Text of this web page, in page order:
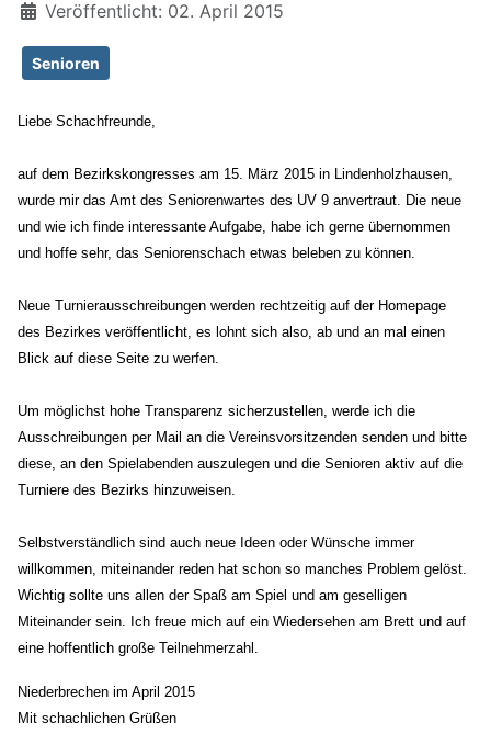
Veröffentlicht: 02. April 2015
Senioren
Liebe Schachfreunde,
auf dem Bezirkskongresses am 15. März 2015 in Lindenholzhausen,
wurde mir das Amt des Seniorenwartes des UV 9 anvertraut. Die neue
und wie ich finde interessante Aufgabe, habe ich gerne übernommen
und hoffe sehr, das Seniorenschach etwas beleben zu können.
Neue Turnierausschreibungen werden rechtzeitig auf der Homepage
des Bezirkes veröffentlicht, es lohnt sich also, ab und an mal einen
Blick auf diese Seite zu werfen.
Um möglichst hohe Transparenz sicherzustellen, werde ich die
Ausschreibungen per Mail an die Vereinsvorsitzenden senden und bitte
diese, an den Spielabenden auszulegen und die Senioren aktiv auf die
Turniere des Bezirks hinzuweisen.
Selbstverständlich sind auch neue Ideen oder Wünsche immer
willkommen, miteinander reden hat schon so manches Problem gelöst.
Wichtig sollte uns allen der Spaß am Spiel und am geselligen
Miteinander sein. Ich freue mich auf ein Wiedersehen am Brett und auf
eine hoffentlich große Teilnehmerzahl.
Niederbrechen im April 2015
Mit schachlichen Grüßen